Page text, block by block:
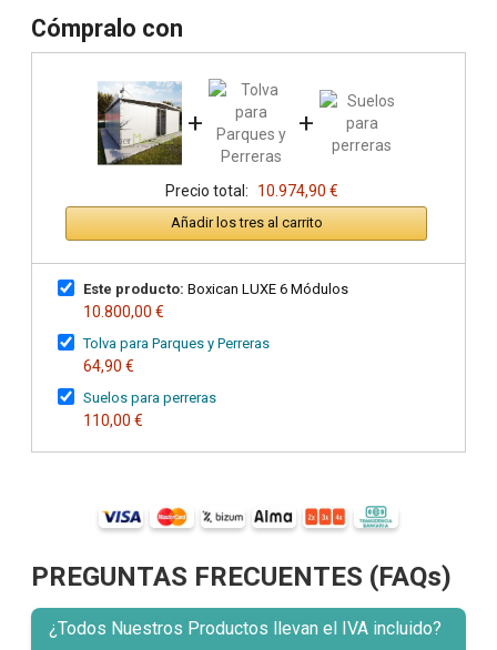
Cómpralo con
+ +
Precio total: 10.974,90 €
Añadir los tres al carrito
Este producto: Boxican LUXE 6 Módulos
10.800,00 €
Tolva para Parques y Perreras
64,90 €
Suelos para perreras
110,00 €
PREGUNTAS FRECUENTES (FAQs)
¿Todos Nuestros Productos llevan el IVA incluido?